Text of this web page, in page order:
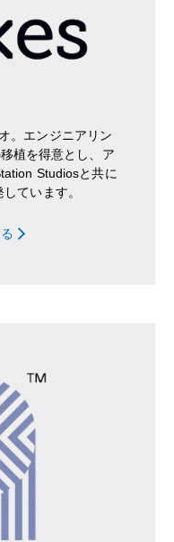
。エンジニアリン
植を得意とし、ア
Studiosと共に
ています。